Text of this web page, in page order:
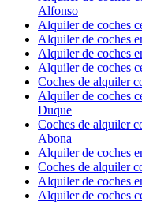
Alfonso
Alquiler de coches
Alquiler de coches
Alquiler de coches
Alquiler de coches
Coches de alquiler
Alquiler de coches
Duque
Coches de alquiler
Abona
Alquiler de coches
Coches de alquiler
Alquiler de coches
Alquiler de coches